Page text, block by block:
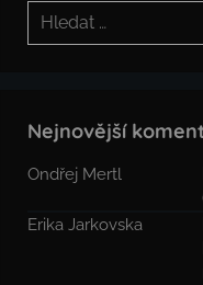
Hledat:
Nejnovější
Ondřej Mertl
Erika Jarkovska